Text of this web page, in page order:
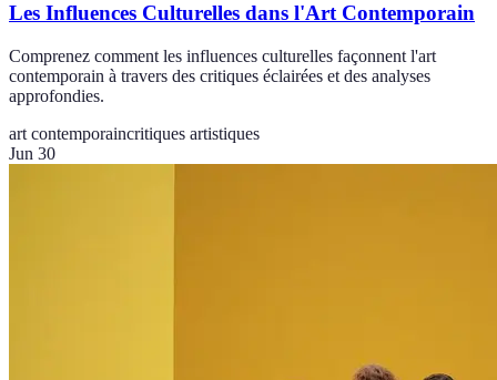
Les Influences Culturelles dans l'Art Contemporain
Comprenez comment les influences culturelles façonnent l'art
contemporain à travers des critiques éclairées et des analyses
approfondies.
art contemporaincritiques artistiques
Jun 30